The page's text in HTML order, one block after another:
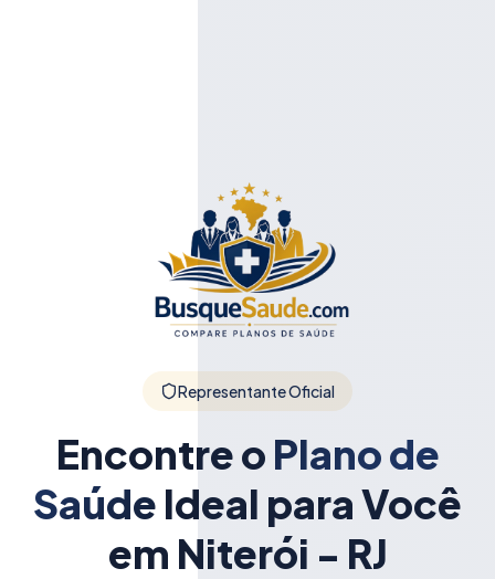
Representante Oficial
Encontre o Plano de
Saúde Ideal para Você
em Niterói - RJ